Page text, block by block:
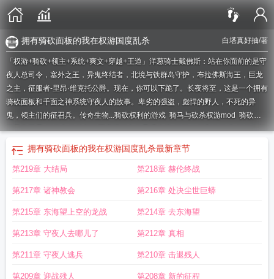
白塔真好抽/著
拥有骑砍面板的我在权游国度乱杀
「权游+骑砍+领主+系统+爽文+穿越+王道」洋葱骑士戴佛斯：站在你面前的是守
夜人总司令，塞外之王，异鬼终结者，北境与铁群岛守护，布拉佛斯海王，巨龙
之主，征服者-里昂·维克托公爵。现在，你可以下跪了。长夜将至，这是一个拥有
骑砍面板和千面之神系统守夜人的故事。卑劣的强盗，彪悍的野人，不死的异
鬼，领主们的征召兵。传奇生物...骑砍权利的游戏 骑马与砍杀权游mod 骑砍权
游异鬼开局骑马与砍杀权游国度模组中的最强步兵骑砍二权利的游戏骑砍2 权
力的游戏
骑砍2权游国度蹦出theapplication 骑马与砍杀权游攻略
力的游戏任务
君临崩溃骑砍权游与npc对话崩溃 骑马与砍杀权游国度龙骑砍2 权游
国度兵种
我在权游玩骑砍 骑砍权游主线任务 骑马与砍杀权力的游戏攻略
权游mod哪个阵营好玩权游之我有骑砍系统 骑砍权力的游戏任务
戏骑马与砍杀之我在骑砍有片田 骑马与砍杀权力的游戏mod
游骑马与砍杀权力的游戏主线 骑砍二权力的游戏骑砍1权游mod
拥有骑砍面板的我在权游国度乱杀最新章节
第219章 大结局 第218章 赫伦终战
第217章 诸神教会 第216章 处决尘世巨蟒
第215章 东海望上空的龙战 第214章 去东海望
第213章 守夜人去哪儿了 第212章 真相
第211章 守夜人逃兵 第210章 击退残人
第209章 迎战残人 第208章 新的征程